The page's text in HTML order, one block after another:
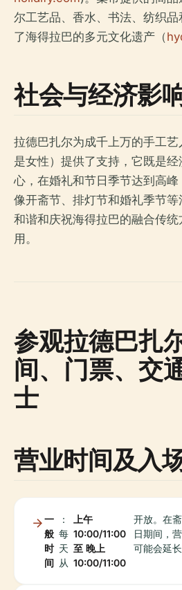
尔工艺品、香水、书法、纺织
了海得拉巴的多元文化遗产（
社会与经济影
拉德巴扎尔为成千上万的手工
是女性）提供了支持，它既是
心，在婚礼和节日季节达到高峰
像开斋节、排灯节和婚礼季节
和谐和庆祝海得拉巴的融合传
用。
参观拉德巴扎
间、门票、交
士
营业时间及入
一
般
时
间
：
每
天
从
上午
10:00/11:00
至 晚上
10:00/11:00
开放。在
日期间，
可能会延